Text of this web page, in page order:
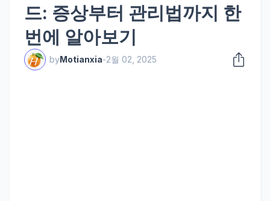
드: 증상부터 관리법까지 한
번에 알아보기
byMotianxia-2월 02, 2025